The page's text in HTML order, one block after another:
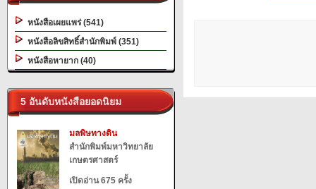
หนังสือเผยแพร่ (541)
หนังสือลิขสิทธิ์สำนักพิมพ์ (351)
หนังสือหายาก (40)
5 อันดับหนังสือยอดนิยม
มลพิษทางดิน
สำนักพิมพ์มหาวิทยาลัย
เกษตรศาสตร์
เปิดอ่าน 675 ครั้ง